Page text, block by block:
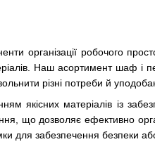
організації робочого
Наш асортимент шаф і
різні потреби й
якісних матеріалів із
що дозволяє ефективно
для забезпечення безпеки